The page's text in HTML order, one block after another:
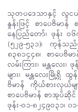
သုတပဒေသာနှင့် လူငယ်
နှုန်းဖြင့် စာပေဗိမာ
နေပြည်တော်၊ ဖုန်း ဝ
(၅၂၉-၅၃၁)၊ ကုန်သည်
၈၃၈၁၄၄၈၊ စာပေ
လမ်းကြား၊ မန္တလေး
များ၊ မန္တလေးမြို့ရှိ
ဗိမာန် ကိုယ်စားလှယ်မ
စာပေဗိမာန် စာအုပ်ဆို
ဖုန်း-ဝ၁-၈၂၄၉ဝ၃၁